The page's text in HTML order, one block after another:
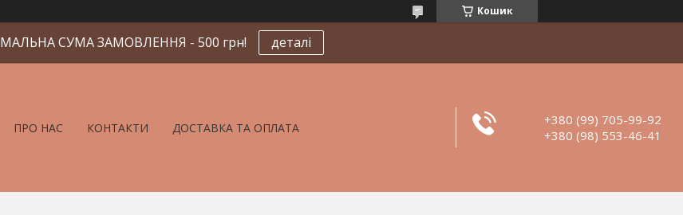
Кошик
СУМА ЗАМОВЛЕННЯ - 500 грн! деталі
ПРО НАС КОНТАКТИ ДОСТАВКА ТА ОПЛАТА
+380 (99) 705-99-92
+380 (98) 553-46-41